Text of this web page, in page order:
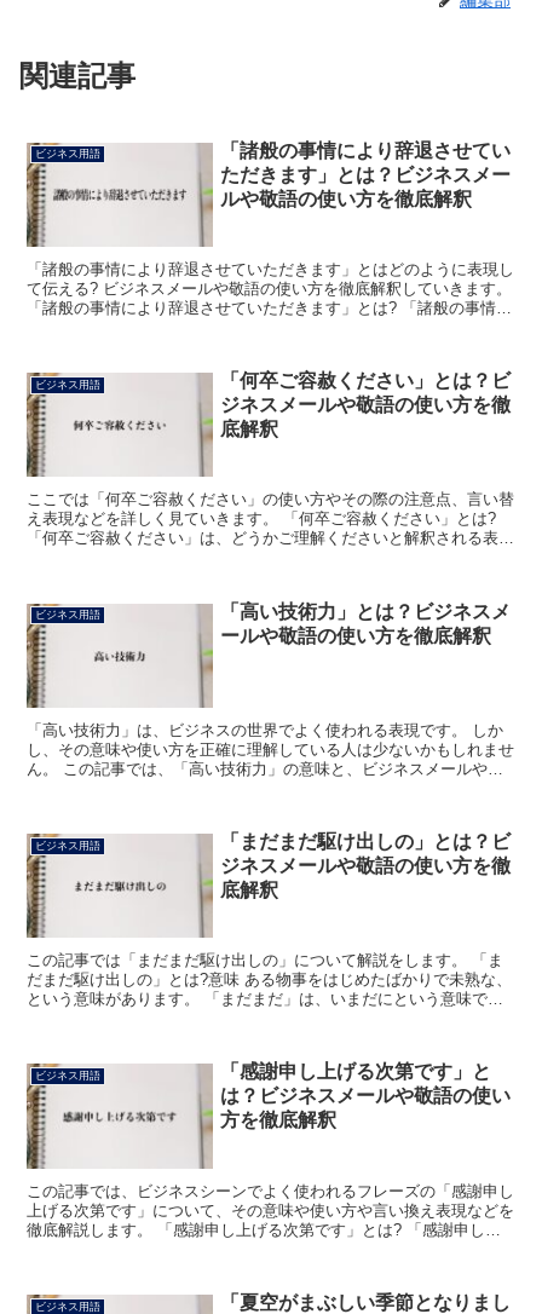
関連記事
ビジネス用語
「諸般の事情により辞退させてい
ただきます」とは？ビジネスメー
ルや敬語の使い方を徹底解釈
「諸般の事情により辞退させていただきます」とはどのように表現し
て伝える? ビジネスメールや敬語の使い方を徹底解釈していきます。
「諸般の事情により辞退させていただきます」とは? 「諸般の事情に
ビジネス用語
「何卒ご容赦ください」とは？ビ
ジネスメールや敬語の使い方を徹
底解釈
ここでは「何卒ご容赦ください」の使い方やその際の注意点、言い替
え表現などを詳しく見ていきます。 「何卒ご容赦ください」とは?
「何卒ご容赦ください」は、どうかご理解くださいと解釈される表現
ビジネス用語
「高い技術力」とは？ビジネスメ
ールや敬語の使い方を徹底解釈
「高い技術力」は、ビジネスの世界でよく使われる表現です。 しか
し、その意味や使い方を正確に理解している人は少ないかもしれませ
ん。 この記事では、「高い技術力」の意味と、ビジネスメールや会
ビジネス用語
「まだまだ駆け出しの」とは？ビ
ジネスメールや敬語の使い方を徹
底解釈
この記事では「まだまだ駆け出しの」について解説をします。 「ま
だまだ駆け出しの」とは?意味 ある物事をはじめたばかりで未熟な、
という意味があります。 「まだまだ」は、いまだにという意味で
ビジネス用語
「感謝申し上げる次第です」と
は？ビジネスメールや敬語の使い
方を徹底解釈
この記事では、ビジネスシーンでよく使われるフレーズの「感謝申し
上げる次第です」について、その意味や使い方や言い換え表現などを
徹底解説します。 「感謝申し上げる次第です」とは? 「感謝申し上
ビジネス用語
「夏空がまぶしい季節となりまし